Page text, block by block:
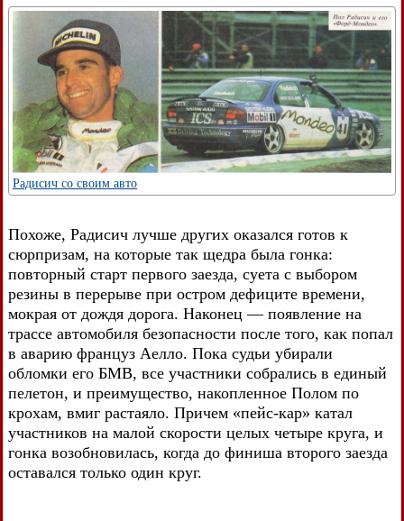
Радисич со своим авто
Похоже, Радисич лучше других оказался готов к
сюрпризам, на которые так щедра была гонка:
повторный старт первого заезда, суета с выбором
резины в перерыве при остром дефиците времени,
мокрая от дождя дорога. Наконец — появление на
трассе автомобиля безопасности после того, как попал
в аварию француз Аелло. Пока судьи убирали
обломки его БМВ, все участники собрались в единый
пелетон, и преимущество, накопленное Полом по
крохам, вмиг растаяло. Причем «пейс-кар» катал
участников на малой скорости целых четыре круга, и
гонка возобновилась, когда до финиша второго заезда
оставался только один круг.